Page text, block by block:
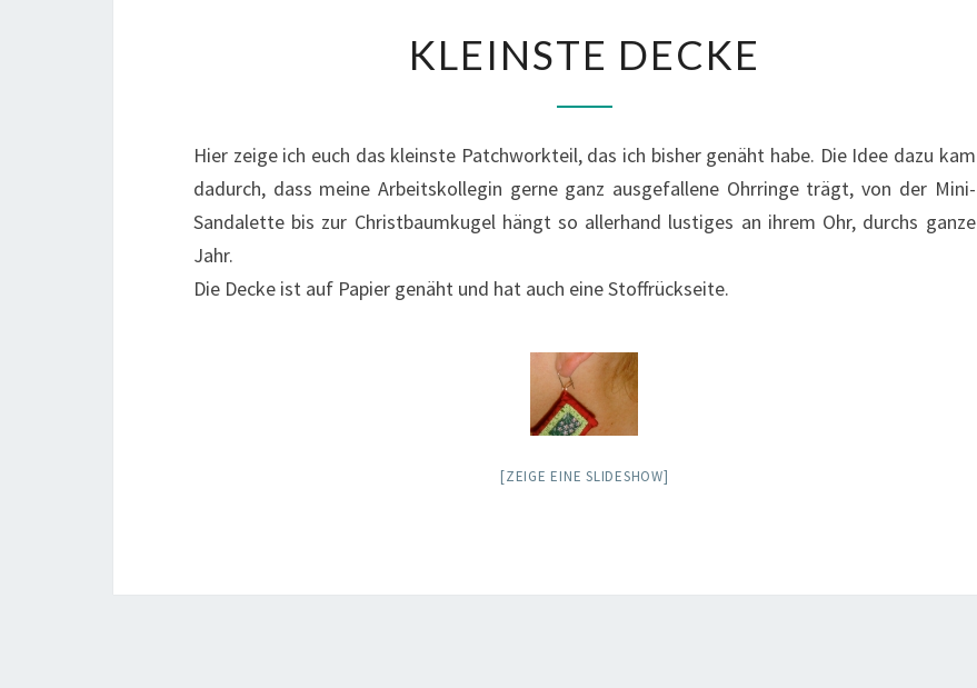
DECKE
KLEINSTE DECKE
Hier zeige ich euch das kleinste Patchworkteil, das ich bisher genäht habe. Die Idee dazu kam
dadurch, dass meine Arbeitskollegin gerne ganz ausgefallene Ohrringe trägt, von der Mini-
Sandalette bis zur Christbaumkugel hängt so allerhand lustiges an ihrem Ohr, durchs ganze
Jahr.
Die Decke ist auf Papier genäht und hat auch eine Stoffrückseite.
[ZEIGE EINE SLIDESHOW]